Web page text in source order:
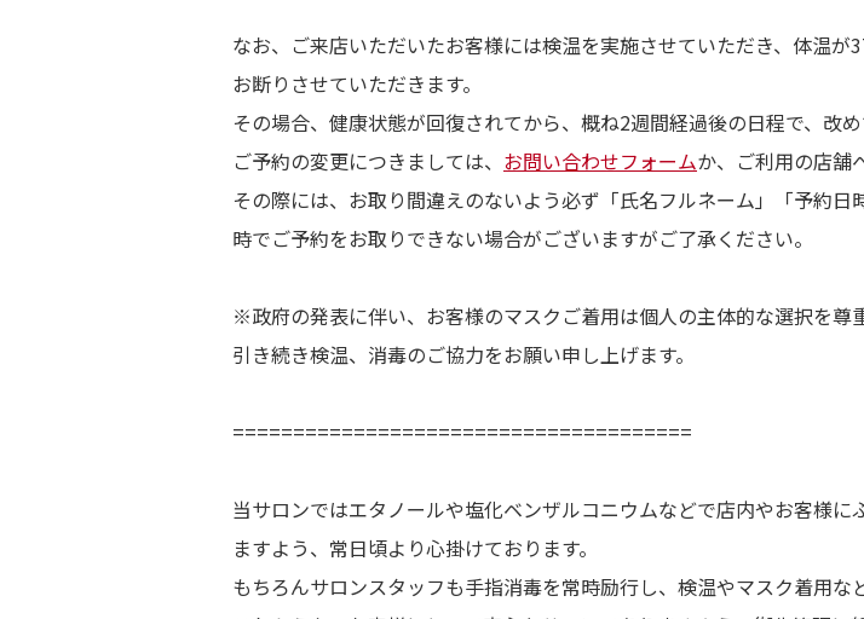
Guide 初めて方
Body 痩身・バストアップ・
Facial フェイシャルメニュ
Column コラム
Voice
なお、ご来店いただいたお客様には検温を実施させていただき、体温
お断りさせていただきます。
その場合、健康状態が回復されてから、概ね2週間経過後の日程で、改
ご予約の変更につきましては、 お問い合わせフォームか、ご利用の店舗
その際には、お取り間違えのないよう必ず「氏名フルネーム」「予約
時でご予約をお取りできない場合がございますがご了承ください。
※政府の発表に伴い、お客様のマスクご着用は個人の主体的な選択を尊
引き続き検温、消毒のご協力をお願い申し上げます。
======================================
当サロンではエタノールや塩化ベンザルコニウムなどで店内やお客様
ますよう、常日頃より心掛けております。
もちろんサロンスタッフも手指消毒を常時励行し、検温やマスク着用な